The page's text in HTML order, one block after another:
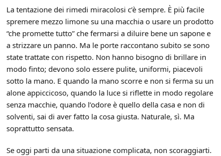
La tentazione dei rimedi miracolosi c’è sempre. È più facile
spremere mezzo limone su una macchia o usare un prodotto
“che promette tutto” che fermarsi a diluire bene un sapone e
a strizzare un panno. Ma le porte raccontano subito se sono
state trattate con rispetto. Non hanno bisogno di brillare in
modo finto; devono solo essere pulite, uniformi, piacevoli
sotto la mano. E quando la mano scorre e non si ferma su un
alone appiccicoso, quando la luce si riflette in modo regolare
senza macchie, quando l’odore è quello della casa e non di
solventi, sai di aver fatto la cosa giusta. Naturale, sì. Ma
soprattutto sensata.
Se oggi parti da una situazione complicata, non scoraggiarti.